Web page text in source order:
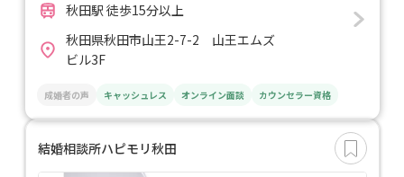
秋田駅 徒歩15分以上
秋田県秋田市山王2-7-2 山王エムズ
ビル3F
成婚者の声 キャッシュレス オンライン面談 カウンセラー資格
結婚相談所ハピモリ秋田